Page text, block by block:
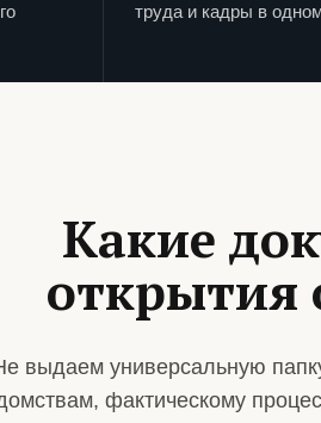
труда и кадры в
Какие
открытия
выдаем универсальную
фактическому